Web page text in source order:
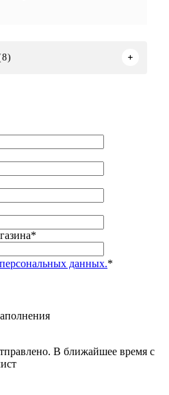
*
данных.*
В ближайшее время с